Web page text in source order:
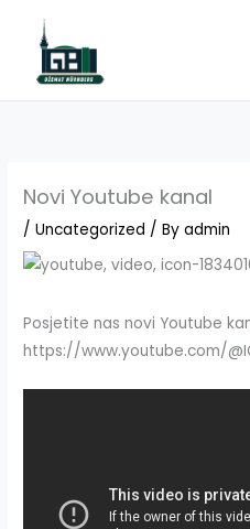
content
Novi Youtube kanal
/Uncategorized / Byadmin
Posjetite nas novi Youtube
https://www.youtube.com/